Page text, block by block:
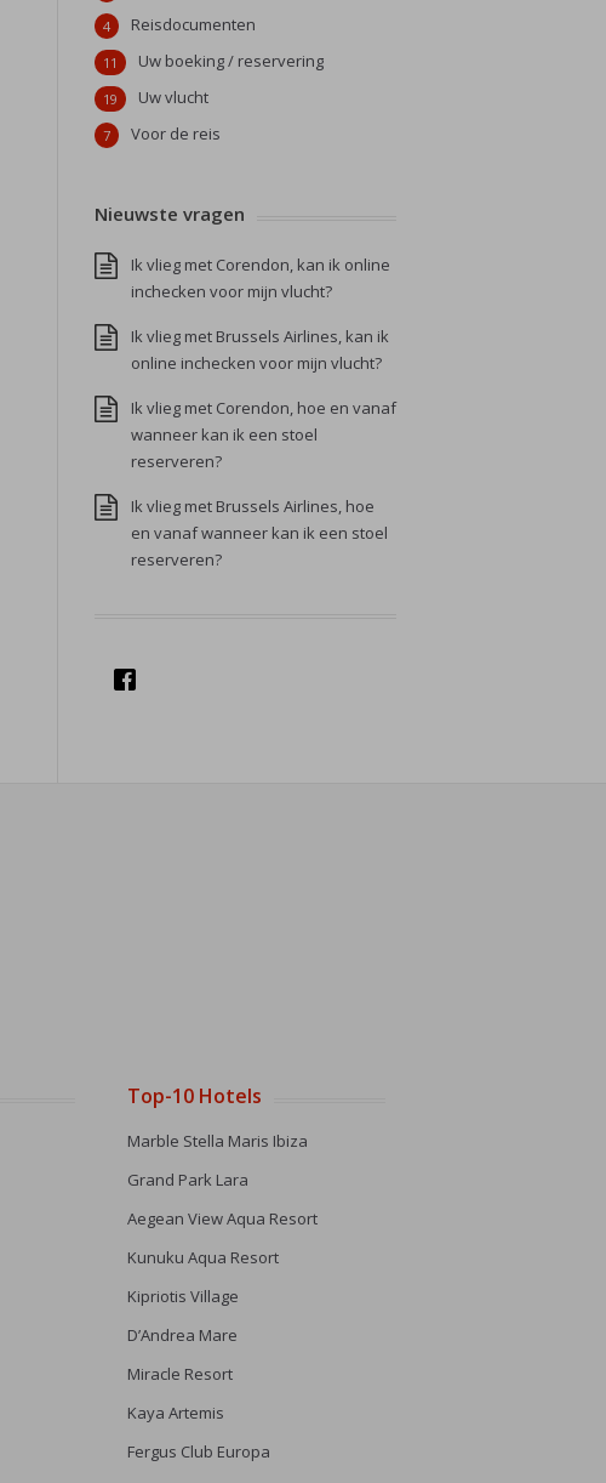
Reisdocumenten
4
Uw boeking / reservering
11
Uw vlucht
19
Voor de reis
7
Nieuwste vragen
Ik vlieg met Corendon, kan ik online
inchecken voor mijn vlucht?
Ik vlieg met Brussels Airlines, kan ik
online inchecken voor mijn vlucht?
Ik vlieg met Corendon, hoe en vanaf
wanneer kan ik een stoel
reserveren?
Ik vlieg met Brussels Airlines, hoe
en vanaf wanneer kan ik een stoel
reserveren?
Top-10 Hotels
Marble Stella Maris Ibiza
Grand Park Lara
Aegean View Aqua Resort
Kunuku Aqua Resort
Kipriotis Village
D’Andrea Mare
Miracle Resort
Kaya Artemis
Fergus Club Europa